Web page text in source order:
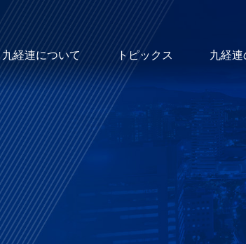
九経連について トピックス 九経連